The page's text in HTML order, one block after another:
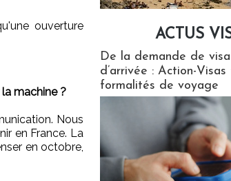
ouverture
machine ?
Nous
en France. La
en octobre,
ACTUS
De la demande de
d’arrivée : Action-
formalités de voyage